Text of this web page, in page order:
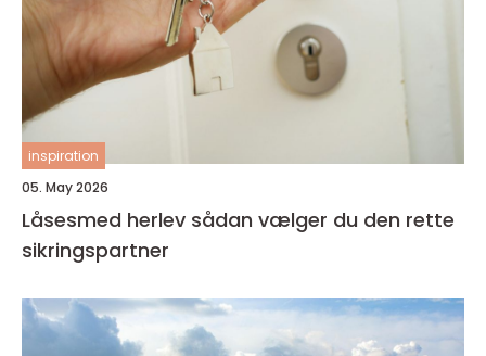
inspiration
05. May 2026
Låsesmed herlev sådan vælger du den rette
sikringspartner